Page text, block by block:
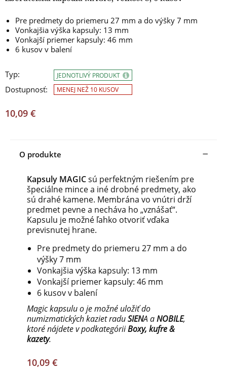
Pre predmety do priemeru 27 mm a do výšky 7 mm
Vonkajšia výška kapsuly: 13 mm
Vonkajší priemer kapsuly: 46 mm
6 kusov v balení
Typ:
Dostupnosť:
JEDNOTLIVÝ PRODUKT
MENEJ NEŽ 10 KUSOV
10,09 €
O produkte
Kapsuly MAGICsú perfektným riešením pre
špeciálne mince a iné drobné predmety, ako
sú drahé kamene. Membrána vo vnútri drží
predmet pevne a necháva ho „vznášať“.
Kapsulu je možné ľahko otvoriť vďaka
previsnutej hrane.
Pre predmety do priemeru 27 mm a do
výšky 7 mm
Vonkajšia výška kapsuly: 13 mm
Vonkajší priemer kapsuly: 46 mm
6 kusov v balení
Magic kapsulu o je možné uložiť do
numizmatických kaziet raduSIENA aNOBILE,
ktoré nájdete v podkategóriiBoxy, kufre &
kazety.
10,09 €